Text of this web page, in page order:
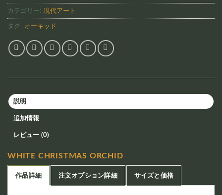
カテゴリー: 現代アート
タグ: オーキッド
説明
追加情報
レビュー (0)
WHITE CHRISTMAS ORCHID
作品詳細 注文オプション詳細 サイズと価格